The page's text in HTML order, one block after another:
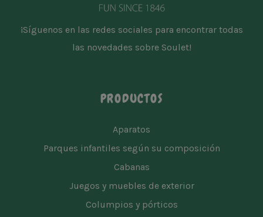
PRODUCTOS
Aparatos
Parques infantiles según su composición
Cabanas
Juegos y muebles de exterior
Columpios y pórticos
¡Síguenos en las redes sociales para encontrar todas
las novedades sobre Soulet!